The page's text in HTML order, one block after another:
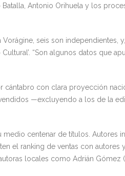
Batalla, Antonio Orihuela y los
seis son independientes,
Cultural’. “Son algunos datos que
cántabro con clara proyección
—excluyendo a los de la
centenar de títulos. Autores
el ranking de ventas con autores
locales como Adrián Gómez (